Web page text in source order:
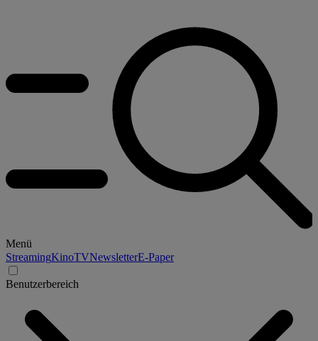
Menü
StreamingKinoTVNewsletterE-Paper
Benutzerbereich